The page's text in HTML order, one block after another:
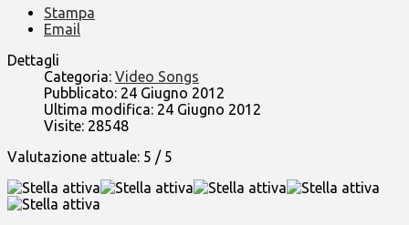
Stampa
Email
Dettagli
Categoria: Video Songs
Pubblicato: 24 Giugno 2012
Ultima modifica: 24 Giugno 2012
Visite: 28548
Valutazione attuale: 5 / 5